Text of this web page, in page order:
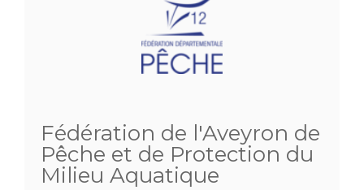
Fédération de l'Aveyron de
Pêche et de Protection du
Milieu Aquatique